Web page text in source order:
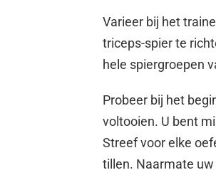
Varieer bij het
triceps-spier te
hele spiergroepen
Probeer bij het
voltooien. U bent
Streef voor elke
tillen. Naarmate